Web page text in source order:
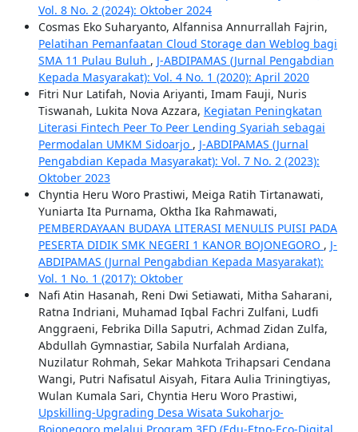
Vol. 8 No. 2 (2024): Oktober 2024
Cosmas Eko Suharyanto, Alfannisa Annurrallah Fajrin,
Pelatihan Pemanfaatan Cloud Storage dan Weblog bagi
SMA 11 Pulau Buluh , J-ABDIPAMAS (Jurnal Pengabdian
Kepada Masyarakat): Vol. 4 No. 1 (2020): April 2020
Fitri Nur Latifah, Novia Ariyanti, Imam Fauji, Nuris
Tiswanah, Lukita Nova Azzara, Kegiatan Peningkatan
Literasi Fintech Peer To Peer Lending Syariah sebagai
Permodalan UMKM Sidoarjo , J-ABDIPAMAS (Jurnal
Pengabdian Kepada Masyarakat): Vol. 7 No. 2 (2023):
Oktober 2023
Chyntia Heru Woro Prastiwi, Meiga Ratih Tirtanawati,
Yuniarta Ita Purnama, Oktha Ika Rahmawati,
PEMBERDAYAAN BUDAYA LITERASI MENULIS PUISI PADA
PESERTA DIDIK SMK NEGERI 1 KANOR BOJONEGORO , J-
ABDIPAMAS (Jurnal Pengabdian Kepada Masyarakat):
Vol. 1 No. 1 (2017): Oktober
Nafi Atin Hasanah, Reni Dwi Setiawati, Mitha Saharani,
Ratna Indriani, Muhamad Iqbal Fachri Zulfani, Ludfi
Anggraeni, Febrika Dilla Saputri, Achmad Zidan Zulfa,
Abdullah Gymnastiar, Sabila Nurfalah Ardiana,
Nuzilatur Rohmah, Sekar Mahkota Trihapsari Cendana
Wangi, Putri Nafisatul Aisyah, Fitara Aulia Triningtiyas,
Wulan Kumala Sari, Chyntia Heru Woro Prastiwi,
Upskilling-Upgrading Desa Wisata Sukoharjo-